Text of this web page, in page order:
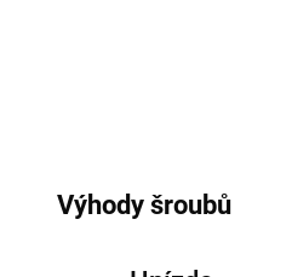
Výhody šroubů